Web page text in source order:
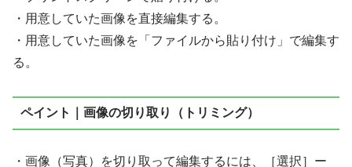
・用意していた画像を直接編集する。
・用意していた画像を「ファイルから貼り付け」で編集す
る。
ペイント｜画像の切り取り（トリミング）
・画像（写真）を切り取って編集するには、［選択］ー